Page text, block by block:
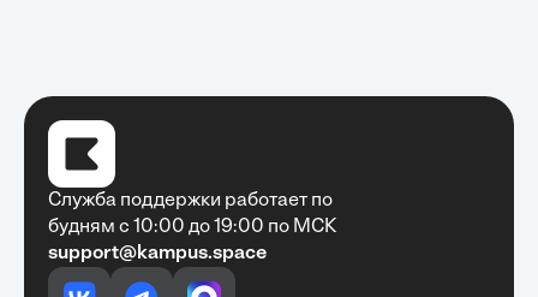
Очень быстро, недорого, качественно,
доступно
Служба поддержки работает по
будням с 10:00 до 19:00 по МСК
support@kampus.space